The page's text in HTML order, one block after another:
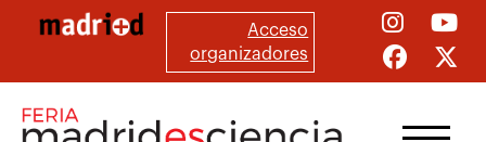
principal
Acceso
organizadores